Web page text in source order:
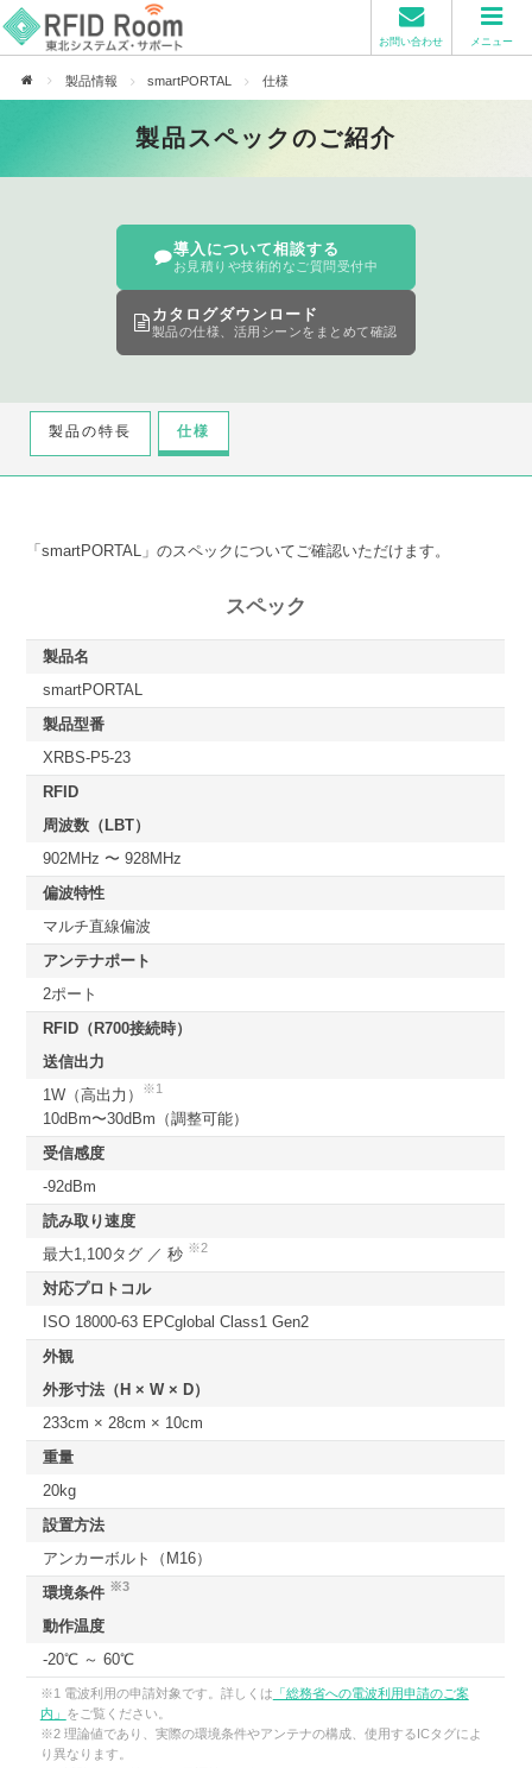
お問い合わせ メニュー
製品情報 smartPORTAL 仕様
製品スペックのご紹介
導入について相談する
お見積りや技術的なご質問受付中
カタログダウンロード
製品の仕様、活用シーンをまとめて確認
製品の特長 仕様
「smartPORTAL」のスペックについてご確認いただけます。
スペック
製品名
smartPORTAL
製品型番
XRBS-P5-23
RFID
周波数（LBT）
902MHz 〜 928MHz
偏波特性
マルチ直線偏波
アンテナポート
2ポート
RFID（R700接続時）
送信出力
1W（高出力）
※1
10dBm〜30dBm（調整可能）
受信感度
-92dBm
読み取り速度
最大1,100タグ ／ 秒 ※2
対応プロトコル
ISO 18000-63 EPCglobal Class1 Gen2
外観
外形寸法（H × W × D）
233cm × 28cm × 10cm
重量
20kg
設置方法
アンカーボルト（M16）
環境条件 ※3
動作温度
-20℃ ～ 60℃
※1 電波利用の申請対象です。詳しくは 「総務省への電波利用申請のご案
内」 をご覧ください。
※2 理論値であり、実際の環境条件やアンテナの構成、使用するICタグによ
り異なります。